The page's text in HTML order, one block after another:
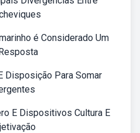
é Considerado Um
Disposição Para Somar
E Dispositivos Cultura E